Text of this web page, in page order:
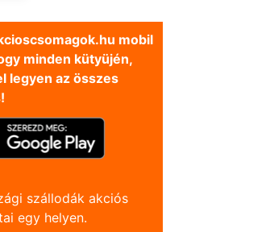
mobil
minden kütyüjén,
legyen az összes
szállodák akciós
egy helyen.